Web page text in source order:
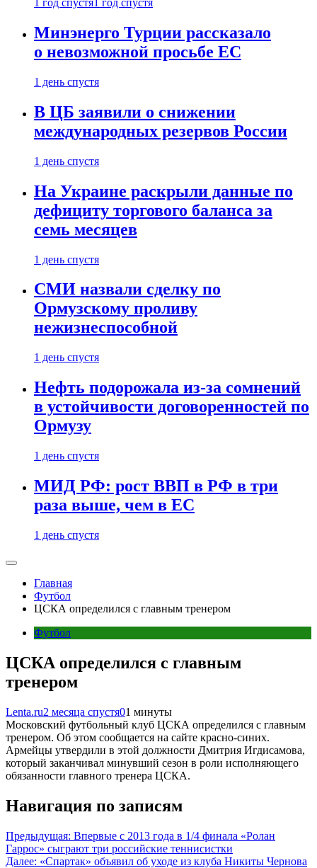
1 год спустя 1 год спустя
Минэнерго Турции рассказало
о невозможной просьбе ЕС
1 день спустя
В ЦБ заявили о снижении
международных резервов России
1 день спустя
На Украине раскрыли данные по
дефициту торгового баланса за
семь месяцев
1 день спустя
СМИ назвали сделку по
Ормузскому проливу
нежизнеспособной
1 день спустя
Нефть подорожала из-за сомнений
в устойчивости договоренностей по
Ормузу
1 день спустя
МИД РФ: рост ВВП в РФ в три
раза выше, чем в ЕС
1 день спустя
Главная
Футбол
ЦСКА определился с главным тренером
Футбол
ЦСКА определился с главным
тренером
Lenta.ru2 месяца спустя01 минуты
Московский футбольный клуб ЦСКА определился с главным
тренером. Об этом сообщается на сайте красно-синих.
Армейцы утвердили в этой должности Дмитрия Игдисамова,
который заканчивал минувший сезон в роли исполняющего
обязанности главного тренера ЦСКА.
Навигация по записям
Предыдущая: Впервые с 2013 года в 1/4 финала «Ролан
Гаррос» сыграют три российские теннисистки
Далее: «Спартак» объявил об уходе из клуба Никиты Чернова